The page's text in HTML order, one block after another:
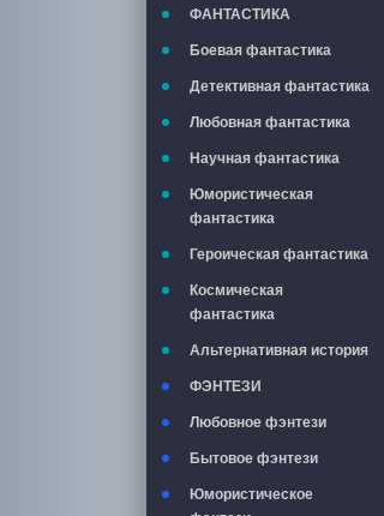
ФАНТАСТИКА
Боевая фантастика
Детективная фантастика
Любовная фантастика
Научная фантастика
Юмористическая
фантастика
Героическая фантастика
Космическая
фантастика
Альтернативная история
ФЭНТЕЗИ
Любовное фэнтези
Бытовое фэнтези
Юмористическое